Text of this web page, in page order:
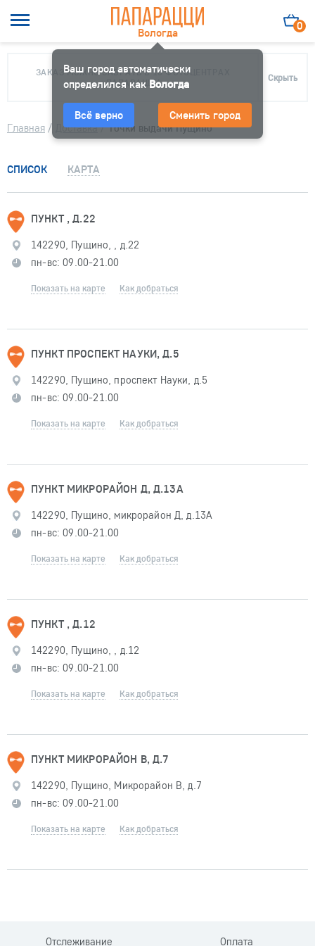
Вологда
Ваш город автоматически
определился как Вологда
Всё верно Сменить город
0
ЗАКАЗ МОЖНО ЗАБРАТЬ В 10 ФОТОЦЕНТРАХ
ПАПАРАЦЦИ
Скрыть
Главная / Доставка/ Точки выдачи Пущино
СПИСОК КАРТА
ПУНКТ , Д.22
142290, Пущино, , д.22
пн-вс: 09.00-21.00
Показать на карте Как добраться
ПУНКТ ПРОСПЕКТ НАУКИ, Д.5
142290, Пущино, проспект Науки, д.5
пн-вс: 09.00-21.00
Показать на карте Как добраться
ПУНКТ МИКРОРАЙОН Д, Д.13А
142290, Пущино, микрорайон Д, д.13А
пн-вс: 09.00-21.00
Показать на карте Как добраться
ПУНКТ , Д.12
142290, Пущино, , д.12
пн-вс: 09.00-21.00
Показать на карте Как добраться
ПУНКТ МИКРОРАЙОН B, Д.7
142290, Пущино, Микрорайон B, д.7
пн-вс: 09.00-21.00
Показать на карте Как добраться
Отслеживание Оплата